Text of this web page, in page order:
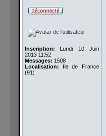
-
Inscription: Lundi 10 Juin
2013 11:52
Messages: 1508
Localisation: Ile de France
(91)